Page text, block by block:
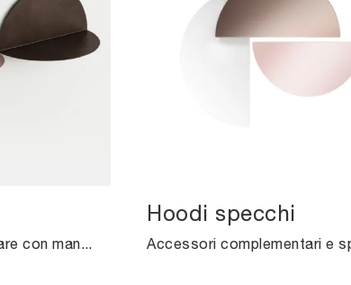
In negozio potrai toccare con mano la qualità dei modelli di mensole design in metallo del marchio, proprio come questa soluzione in foto.
Hoodi specchi